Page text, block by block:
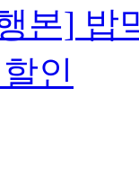
본] 밥
인